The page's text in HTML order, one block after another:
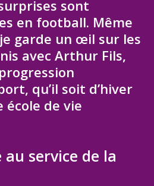
sont
en football. Même
garde un œil sur les
avec Arthur Fils,
qu’il soit d’hiver
école de vie
service de la